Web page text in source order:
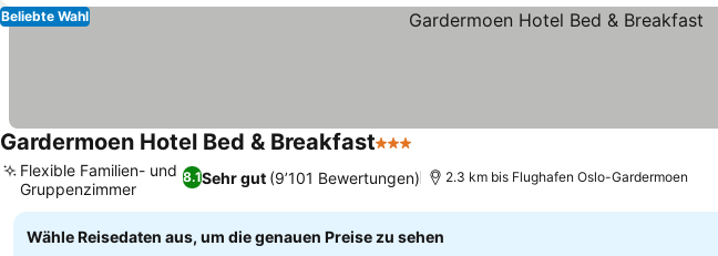
Beliebte Wahl
Gardermoen Hotel Bed & Breakfast3 Sterne
8.1Sehr gut (9’101 Bewertungen)
Flexible Familien- und
Gruppenzimmer
2.3 km bis Flughafen Oslo-Gardermoen
Wähle Reisedaten aus, um die genauen Preise zu sehen